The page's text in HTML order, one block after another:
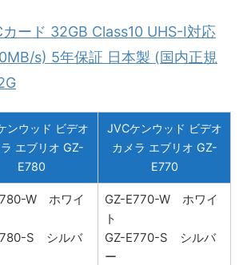
ード 32GB Class10 UHS-I対応
s) 5年保証 日本製 (国内正規
ンウッド ビデオ
エブリオ GZ-
E780
JVCケンウッド ビデオ
カメラ エブリオ GZ-
E770
W ホワイ
S シルバ
GZ-E770-W ホワイ
ト
GZ-E770-S シルバ
ー